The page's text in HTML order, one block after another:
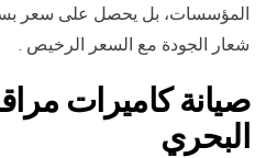
المؤسسات، بل يحصل على سعر
شعار الجودة مع السعر الرخيص .
صيانة كاميرات
البحري